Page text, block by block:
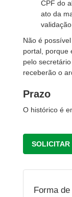
CPF do
ato da
Não é
portal, porque
pelo
receberão o
Prazo
O histórico é
SOLICITAR
Forma